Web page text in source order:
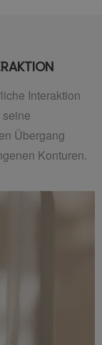
Interaktion
Übergang
Konturen.